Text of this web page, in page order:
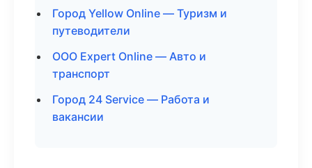
Город Yellow Online — Туризм и
путеводители
ООО Expert Online — Авто и
транспорт
Город 24 Service — Работа и
вакансии